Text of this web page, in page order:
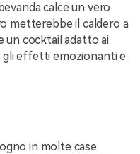
calce un vero
metterebbe il caldero a
un cocktail adatto ai
gli effetti emozionanti e
in molte case